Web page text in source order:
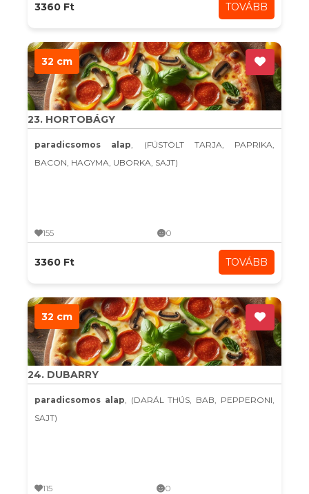
3360 Ft TOVÁBB
32 cm
23. HORTOBÁGY
paradicsomos alap, (FÜSTÖLT TARJA, PAPRIKA,
BACON, HAGYMA, UBORKA, SAJT)
155 0
3360 Ft TOVÁBB
32 cm
24. DUBARRY
paradicsomos alap, (DARÁL THÚS, BAB, PEPPERONI,
SAJT)
115 0